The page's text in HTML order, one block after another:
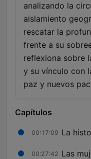
analizando la
aislamiento
rescatar la
frente a su
reflexiona sobre
y su vínculo con
paz y nuevos
Capítulos
00:17:09 La
00:27:42 Las